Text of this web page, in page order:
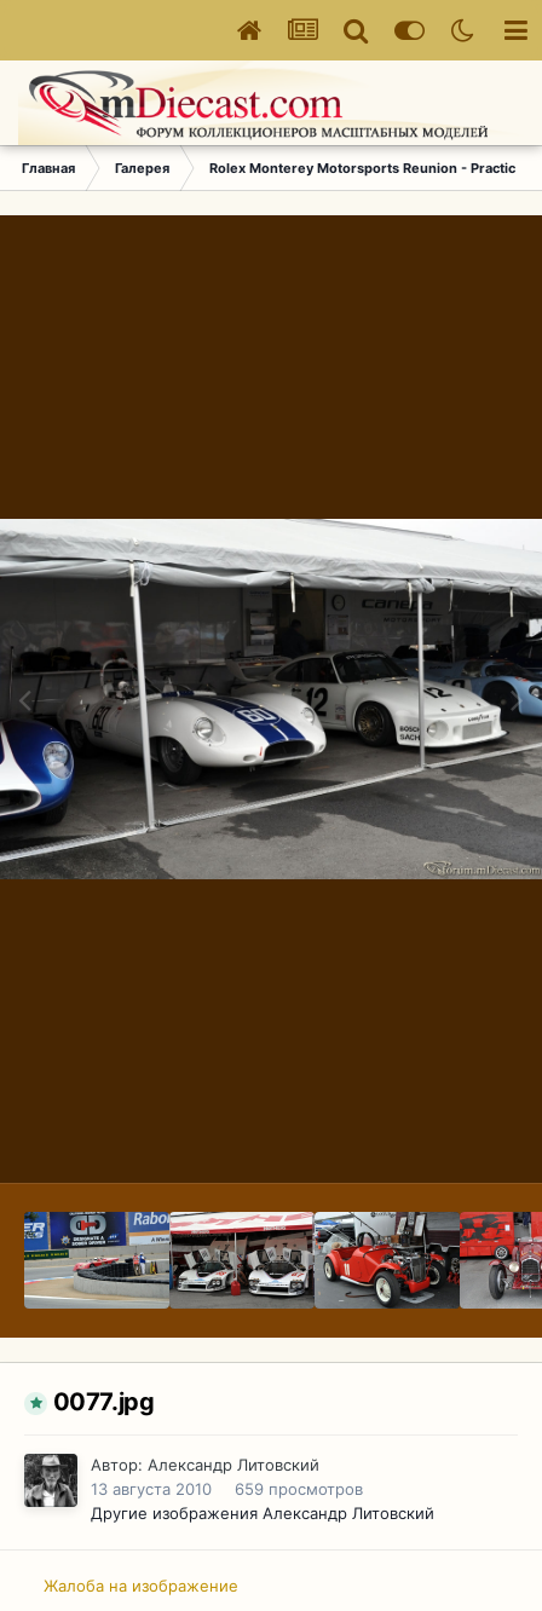
Главная Галерея Rolex Monterey Motorsports Reunion - Practice
0077.jpg
Автор: Александр Литовский
13 августа 2010
659 просмотров
Другие изображения Александр Литовский
Жалоба на изображение